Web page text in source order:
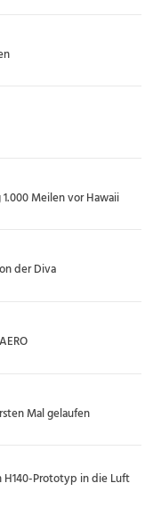
Meilen vor Hawaii
der Diva
Mal gelaufen
Prototyp in die Luft